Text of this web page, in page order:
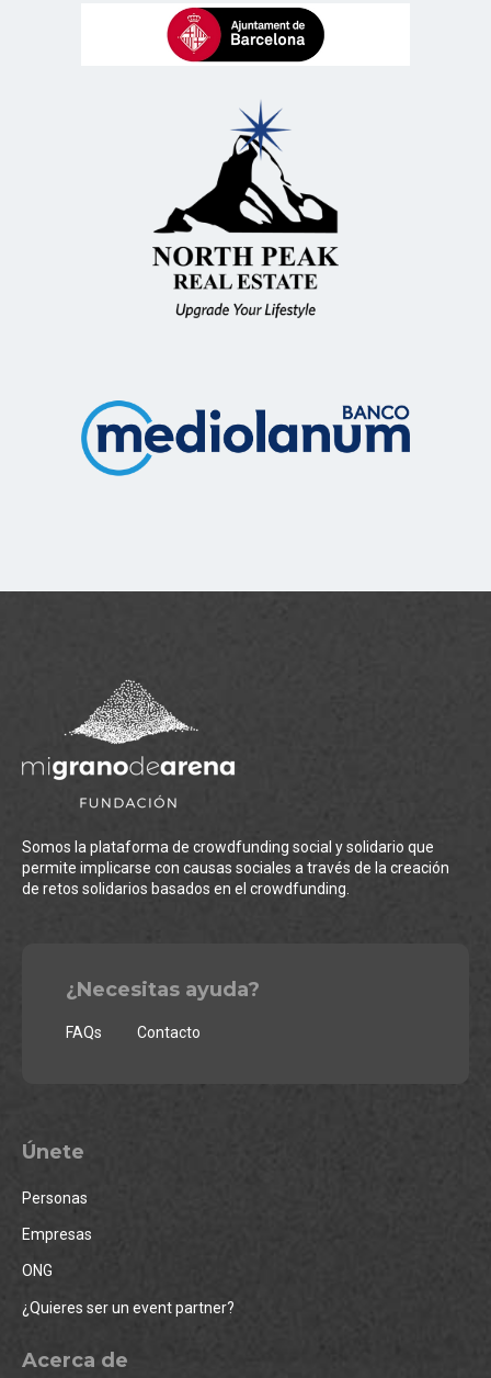
Somos la plataforma de crowdfunding social y solidario que
permite implicarse con causas sociales a través de la creación
de retos solidarios basados en el crowdfunding.
¿Necesitas ayuda?
FAQs Contacto
Únete
Personas
Empresas
ONG
¿Quieres ser un event partner?
Acerca de